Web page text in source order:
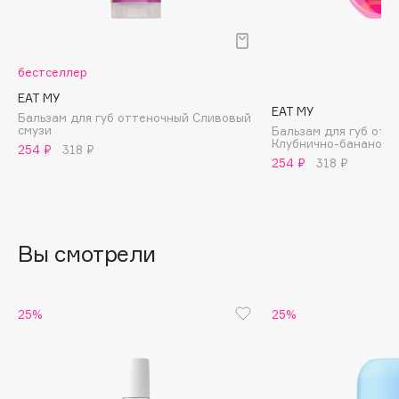
Baffy
Balmain Hair Couture
Banderas
Basicare
Beautyblades
НОВИНКА
бестселлер
EAT MY
Бальзам для губ оттеночный Сливовый
смузи
254 ₽
318 ₽
EAT MY
Бальзам для губ
Клубнично-
254 ₽
318 ₽
Вы смотрели
25% 25%